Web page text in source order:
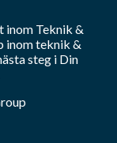
inom Teknik &
inomteknik &
steg i Din